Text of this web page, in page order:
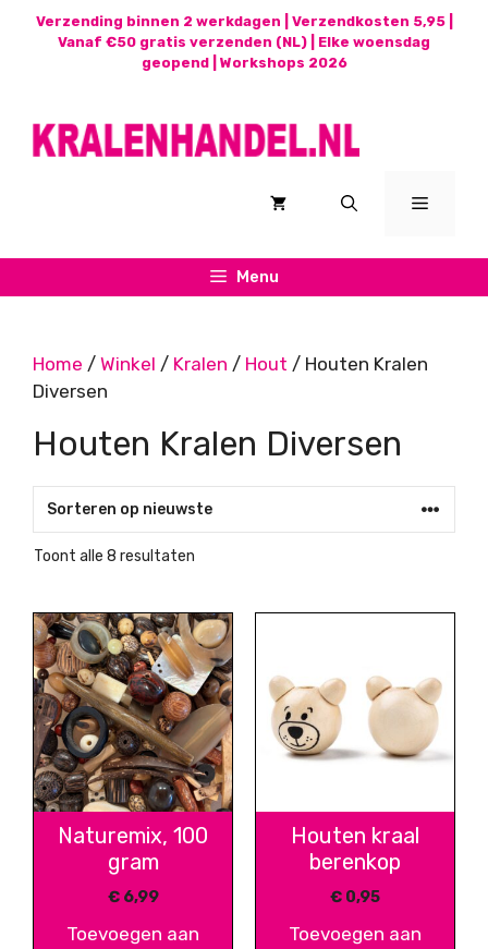
Verzending binnen 2 werkdagen | Verzendkosten 5,95 |
Vanaf €50 gratis verzenden (NL) | Elke woensdag
geopend | Workshops 2026
Menu
Menu
Home / Winkel / Kralen / Hout / Houten Kralen
Diversen
Houten Kralen Diversen
Toont alle 8 resultaten
Naturemix, 100
gram
€6,99
Toevoegen aan
Houten kraal
berenkop
€ 0,95
Toevoegen aan